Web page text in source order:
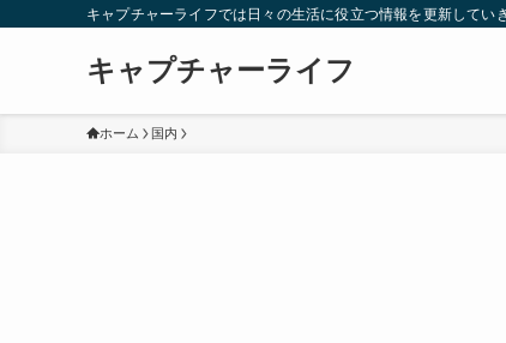
キャプチャーライフでは日々の生活に役立つ情報を更新して
キャプチャーライフ
ホーム 国内